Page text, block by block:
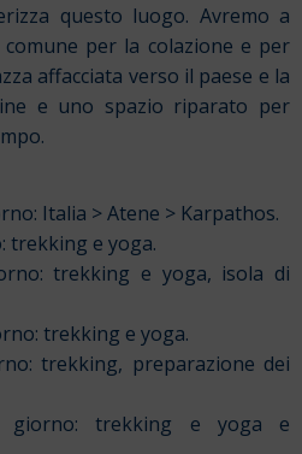
questo luogo. Avremo a
per la colazione e per
affacciata verso il paese e la
e uno spazio riparato per
Italia > Atene > Karpathos.
trekking e yoga.
trekking e yoga, isola di
trekking e yoga.
trekking, preparazione dei
giorno: trekking e yoga e